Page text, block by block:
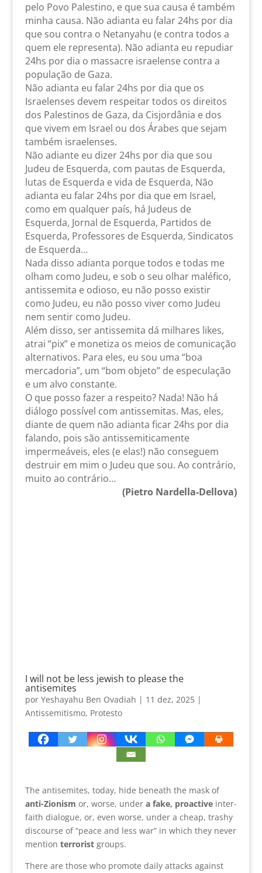
pelo Povo Palestino, e que sua causa é também
minha causa. Não adianta eu falar 24hs por dia
que sou contra o Netanyahu (e contra todos a
quem ele representa). Não adianta eu repudiar
24hs por dia o massacre israelense contra a
população de Gaza.
Não adianta eu falar 24hs por dia que os
Israelenses devem respeitar todos os direitos
dos Palestinos de Gaza, da Cisjordânia e dos
que vivem em Israel ou dos Árabes que sejam
também israelenses.
Não adiante eu dizer 24hs por dia que sou
Judeu de Esquerda, com pautas de Esquerda,
lutas de Esquerda e vida de Esquerda, Não
adianta eu falar 24hs por dia que em Israel,
como em qualquer país, há Judeus de
Esquerda, Jornal de Esquerda, Partidos de
Esquerda, Professores de Esquerda, Sindicatos
de Esquerda…
Nada disso adianta porque todos e todas me
olham como Judeu, e sob o seu olhar maléfico,
antissemita e odioso, eu não posso existir
como Judeu, eu não posso viver como Judeu
nem sentir como Judeu.
Além disso, ser antissemita dá milhares likes,
atrai “pix” e monetiza os meios de comunicação
alternativos. Para eles, eu sou uma “boa
mercadoria”, um “bom objeto” de especulação
e um alvo constante.
O que posso fazer a respeito? Nada! Não há
diálogo possível com antissemitas. Mas, eles,
diante de quem não adianta ficar 24hs por dia
falando, pois são antissemiticamente
impermeáveis, eles (e elas!) não conseguem
destruir em mim o Judeu que sou. Ao contrário,
muito ao contrário…
(Pietro Nardella-Dellova)
I will not be less jewish to please the
antisemites
por Yeshayahu Ben Ovadiah | 11 dez, 2025|
Antissemitismo, Protesto
The antisemites, today, hide beneath the mask of
anti-Zionism or, worse, under a fake, proactiveinter-
faith dialogue, or, even worse, under a cheap, trashy
discourse of “peace and less war” in which they never
mention terroristgroups.
There are those who promote daily attacks against